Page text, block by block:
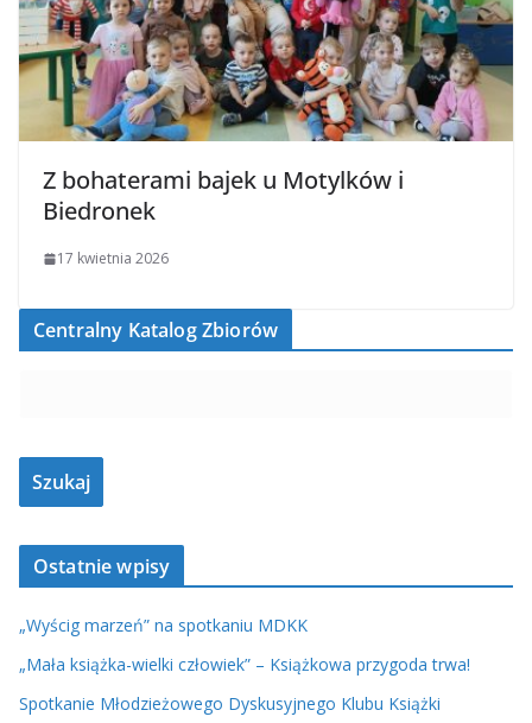
Z bohaterami bajek u Motylków i
Biedronek
17 kwietnia 2026
Centralny Katalog Zbiorów
Ostatnie wpisy
„Wyścig marzeń” na spotkaniu MDKK
„Mała książka-wielki człowiek” – Książkowa przygoda trwa!
Spotkanie Młodzieżowego Dyskusyjnego Klubu Książki